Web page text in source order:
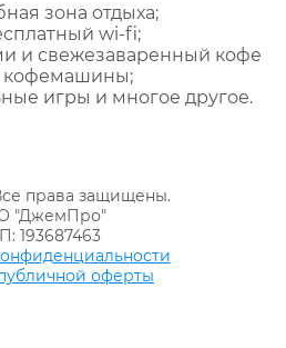
зона отдыха;
wi-fi;
и свежезаваренный кофе
кофемашины;
игры и многое другое.
права защищены.
"ДжемПро"
193687463
оферты